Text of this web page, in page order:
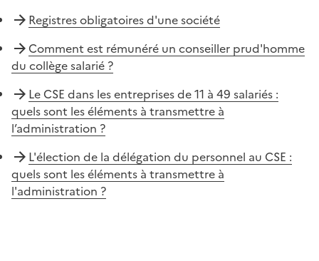
Registres obligatoires d'une société
Comment est rémunéré un conseiller prud'homme
du collège salarié ?
Le CSE dans les entreprises de 11 à 49 salariés :
quels sont les éléments à transmettre à
l’administration ?
L'élection de la délégation du personnel au CSE :
quels sont les éléments à transmettre à
l'administration ?